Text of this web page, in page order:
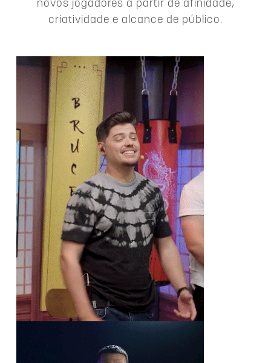
novos jogadores a partir de afinidade,
criatividade e alcance de público.